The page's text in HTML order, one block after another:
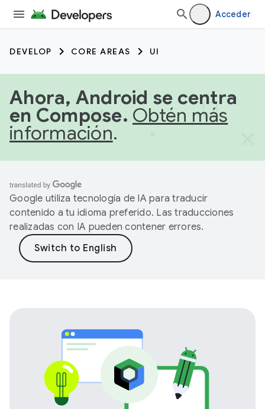
Acceder
DEVELOP CORE AREAS UI
Ahora, Android se centra
en Compose. Obtén más
información.
Google utiliza tecnología de IA para traducir
contenido a tu idioma preferido. Las traducciones
realizadas con IA pueden contener errores.